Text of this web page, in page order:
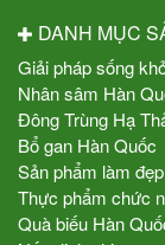
DANH MỤC
Giải pháp sống
Nhân sâm Hàn
Đông Trùng Hạ
Bổ gan Hàn Quốc
Sản phẩm làm đẹp
Thực phẩm chức
Quà biếu Hàn